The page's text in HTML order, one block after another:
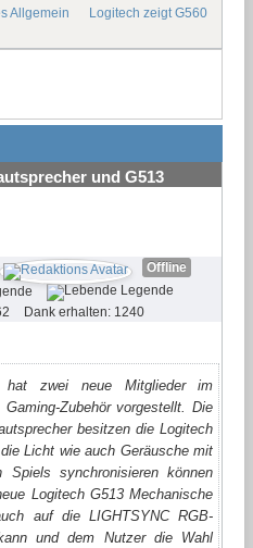
Allgemein
Logitech zeigt G560
und G513
Offline
Dank erhalten: 1240
hat zwei neue Mitglieder im
Zubehör vorgestellt. Die
besitzen die Logitech
Licht wie auch Geräusche mit
synchronisieren können
Logitech G513 Mechanische
auf die LIGHTSYNC RGB-
und dem Nutzer die Wahl